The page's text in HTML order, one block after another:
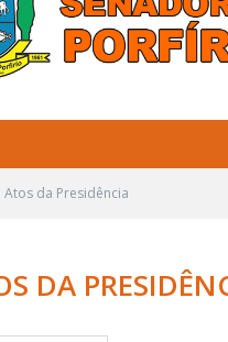
Atos da Presidência
DA